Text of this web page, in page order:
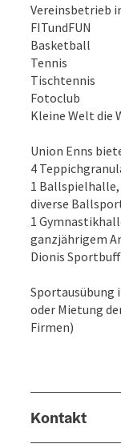
Vereinsbetrieb
FITundFUN
Basketball
Tennis
Tischtennis
Fotoclub
Kleine Welt die
Union Enns
4
1
diverse
1
ganzjährigem
Dionis
Sportausübung
oder Mietung
Firmen)
Kontakt